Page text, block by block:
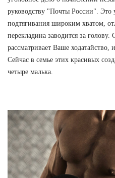
руководству "Почты России". Это
подтягивания широким хватом,
перекладина заводится за
рассматривает Ваше ходатайство,
Сейчас в семье этих красивых
четыре малька.